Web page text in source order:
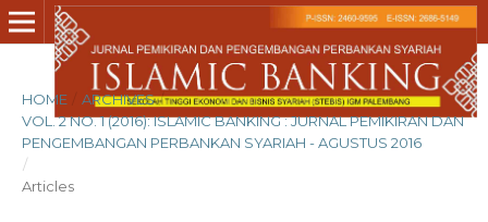
HOME ARCHIVES /
VOL. 2 NO. 1 (2016): ISLAMIC BANKING : JURNAL PEMIKIRAN DAN
PENGEMBANGAN PERBANKAN SYARIAH - AGUSTUS 2016
/
Articles